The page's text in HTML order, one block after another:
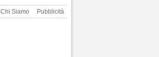
Chi Siamo Pubblicità